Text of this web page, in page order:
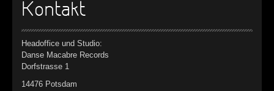
Kontakt
Headoffice und Studio:
Danse Macabre Records
Dorfstrasse 1
14476 Potsdam